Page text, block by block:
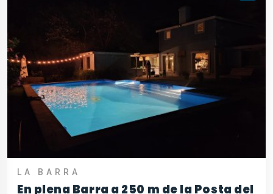
LA BARRA
En plena Barra a 250 m de la Posta del